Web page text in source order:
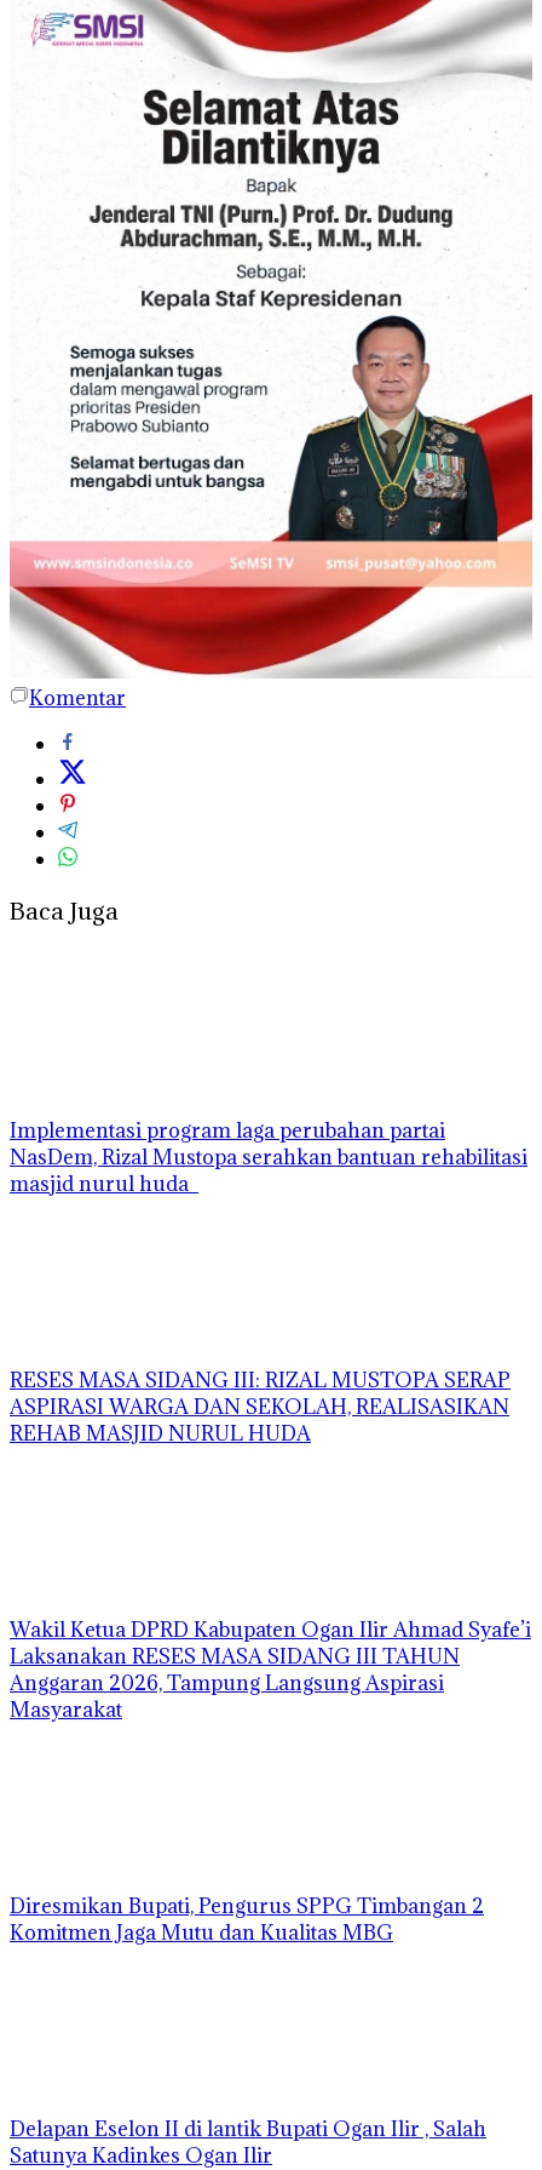
Komentar
Baca Juga
Implementasi program laga perubahan partai
NasDem, Rizal Mustopa serahkan bantuan rehabilitasi
masjid nurul huda
RESES MASA SIDANG III: RIZAL MUSTOPA SERAP
ASPIRASI WARGA DAN SEKOLAH, REALISASIKAN
REHAB MASJID NURUL HUDA
Wakil Ketua DPRD Kabupaten Ogan Ilir Ahmad Syafe’i
Laksanakan RESES MASA SIDANG III TAHUN
Anggaran 2026, Tampung Langsung Aspirasi
Masyarakat
Diresmikan Bupati, Pengurus SPPG Timbangan 2
Komitmen Jaga Mutu dan Kualitas MBG
Delapan Eselon II di lantik Bupati Ogan Ilir , Salah
Satunya Kadinkes Ogan Ilir